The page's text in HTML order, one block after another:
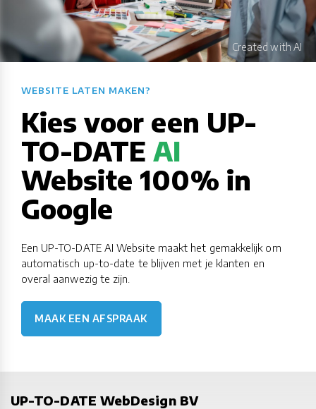
WEBSITE LATEN MAKEN?​​​​​​​​​​​​​​
Kies voor een UP-
TO-DATE AI
Website 100% in
Google
Een UP-TO-DATE AI Website maakt het gemakkelijk om
automatisch up-to-date te blijven met je klanten en
overal aanwezig te zijn.
MAAK EEN AFSPRAAK
UP-TO-DATE WebDesign BV